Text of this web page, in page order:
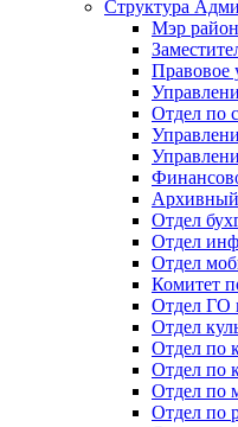
Структура
Мэр
Правовое
Отдел по
Архивный
Отдел
Отдел
Отдел
Комитет
Отдел ГО
Отдел
Отдел по
Отдел по
Отдел по
Отдел по